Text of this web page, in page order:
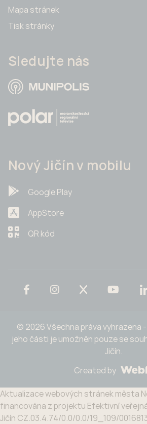
Mapa stránek
Tisk stránky
Sledujte nás
Nový Jičín v mobilu
Google Play
AppStore
QR kód
© 2026 Všechna práva vyhrazena
jeho části je umožněn pouze se
Jičín.
Created by
Aktualizace webových stránek města
financována z projektu Efektivní
Jičín CZ.03.4.74/0.0/0.0/19_109/